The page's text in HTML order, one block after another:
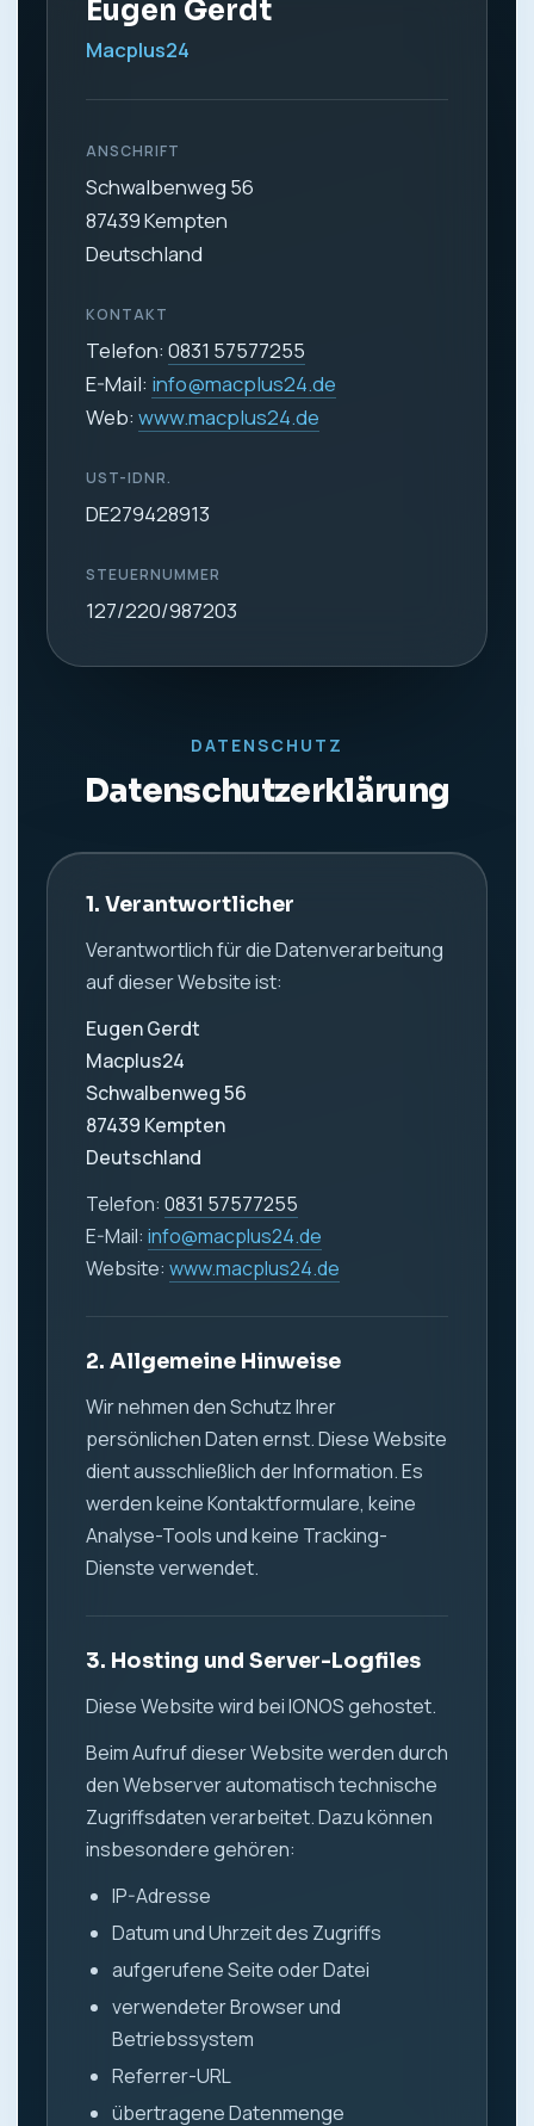
Eugen Gerdt
Macplus24
ANSCHRIFT
Schwalbenweg 56
87439 Kempten
Deutschland
KONTAKT
Telefon: 0831 57577255
E-Mail: info@macplus24.de
Web: www.macplus24.de
UST-IDNR.
DE279428913
STEUERNUMMER
127/220/987203
DATENSCHUTZ
Datenschutzerklärung
1. Verantwortlicher
Verantwortlich für die Datenverarbeitung
auf dieser Website ist:
Eugen Gerdt
Macplus24
Schwalbenweg 56
87439 Kempten
Deutschland
Telefon: 0831 57577255
E-Mail: info@macplus24.de
Website: www.macplus24.de
2. Allgemeine Hinweise
Wir nehmen den Schutz Ihrer
persönlichen Daten ernst. Diese Website
dient ausschließlich der Information. Es
werden keine Kontaktformulare, keine
Analyse-Tools und keine Tracking-
Dienste verwendet.
3. Hosting und Server-Logfiles
Diese Website wird bei IONOS gehostet.
Beim Aufruf dieser Website werden durch
den Webserver automatisch technische
Zugriffsdaten verarbeitet. Dazu können
insbesondere gehören:
IP-Adresse
Datum und Uhrzeit des Zugriffs
aufgerufene Seite oder Datei
verwendeter Browser und
Betriebssystem
Referrer-URL
übertragene Datenmenge